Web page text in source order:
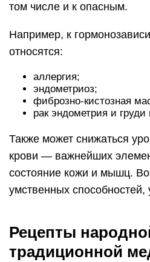
том числе и к опасным.
Например, к
относятся:
аллергия;
эндометриоз;
фиброзно-кистозная
рак эндометрия и груди
Также может снижаться
крови — важнейших
состояние кожи и мышц.
умственных способностей,
Рецепты
традиционной